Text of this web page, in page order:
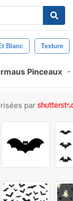
Blanc Texture
Pinceaux -
par